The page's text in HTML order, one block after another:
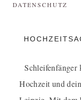
DATENSCHUTZ
Schleifenfänger
Hochzeit und